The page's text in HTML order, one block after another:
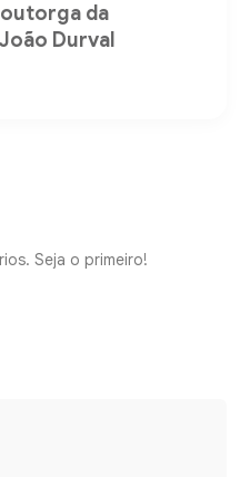
da
Durval
Seja o primeiro!